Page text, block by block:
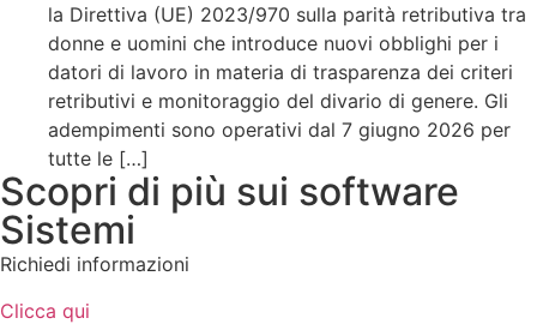
la Direttiva (UE) 2023/970 sulla parità retributiva tra
donne e uomini che introduce nuovi obblighi per i
datori di lavoro in materia di trasparenza dei criteri
retributivi e monitoraggio del divario di genere. Gli
adempimenti sono operativi dal 7 giugno 2026 per
tutte le […]
Scopri di più sui software
Sistemi
Richiedi informazioni
Clicca qui